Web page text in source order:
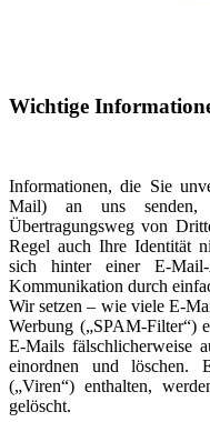
Wichtige
Informationen, die Sie
Mail) an uns senden,
Übertragungsweg von
Regel auch Ihre Identität
sich hinter einer E-Mail-
Kommunikation durch
Wir setzen – wie viele E-
Werbung („SPAM-Filter“)
E-Mails fälschlicherweise
einordnen und löschen.
(„Viren“) enthalten,
gelöscht.